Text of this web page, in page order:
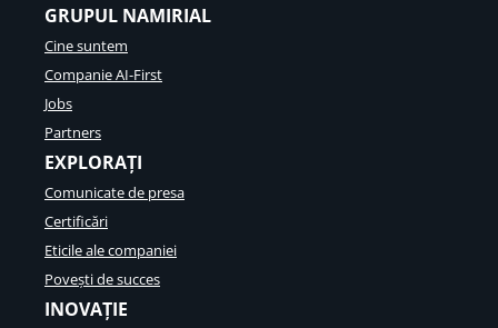
GRUPUL NAMIRIAL
Cine suntem
Companie AI-First
Jobs
Partners
EXPLORAȚI
Comunicate de presa
Certificări
Eticile ale companiei
Povești de succes
INOVAȚIE